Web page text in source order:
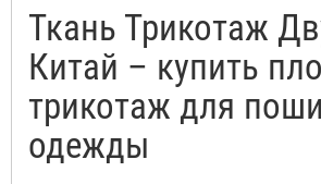
Ткань Трикотаж
Китай – купить
трикотаж для
одежды